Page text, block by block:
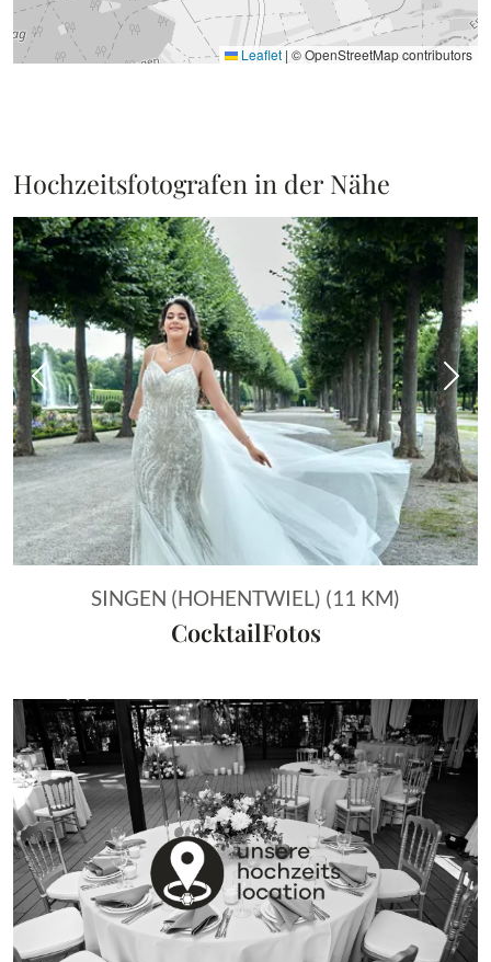
Leaflet | © OpenStreetMap contributors
Hochzeitsfotografen in der Nähe
Vorheriges Bild
SINGEN (HOHENTWIEL) (11 KM)
CocktailFotos